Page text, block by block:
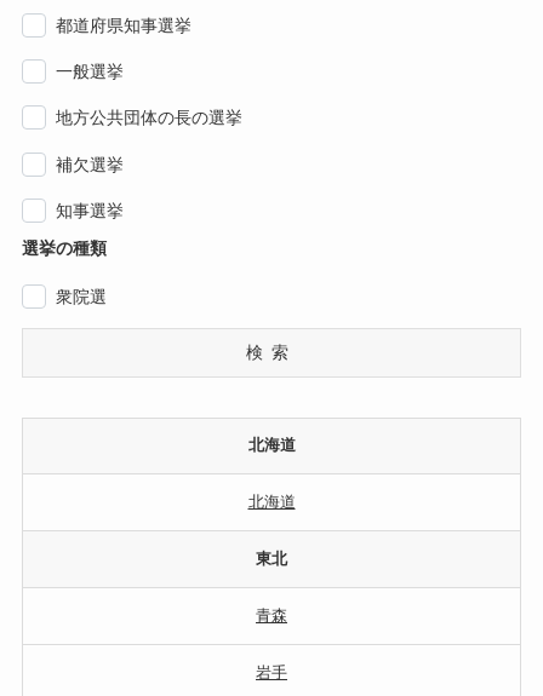
都道府県知事選挙
一般選挙
地方公共団体の長の選挙
補欠選挙
知事選挙
選挙の種類
衆院選
検索
北海道
北海道
東北
青森
岩手